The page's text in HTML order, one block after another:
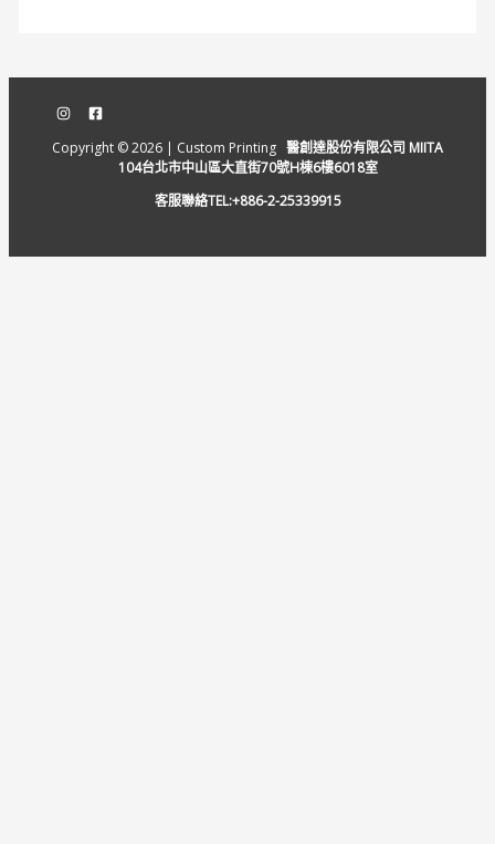
Copyright © 2026 | Custom Printing 醫創達股份有限公司 MIITA
104台北市中山區大直街70號H棟6樓6018室
客服聯絡TEL:+886-2-25339915